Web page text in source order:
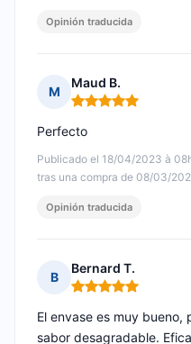
Opinión traducida
M
Maud B.
Nota: 5 de 5
Publicado el 18/04/2023 à
tras una compra de 08/03/
Perfecto
Opinión traducida
B
Bernard T.
Nota: 5 de 5
El envase es muy bueno,
sabor desagradable.